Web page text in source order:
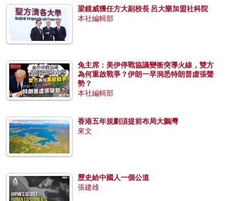
梁鏡威獲任方大副校長 呂大樂加盟社科院
本社編輯部
兔主席：美伊停戰協議變衝突導火線，雙方
為何重啟戰爭？伊朗一早洞悉特朗普虛張聲
勢？
本社編輯部
香港五年規劃須提前布局大鵬灣
來文
歷史給中國人一個公道
張建雄